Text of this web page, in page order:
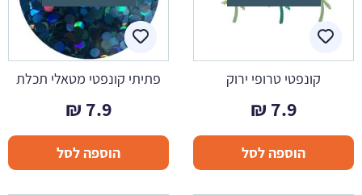
קונפטי טרופי ירוק
7.9
₪
הוספה לסל
פתיתי קונפטי מטאלי תכלת
7.9
₪
הוספה לסל